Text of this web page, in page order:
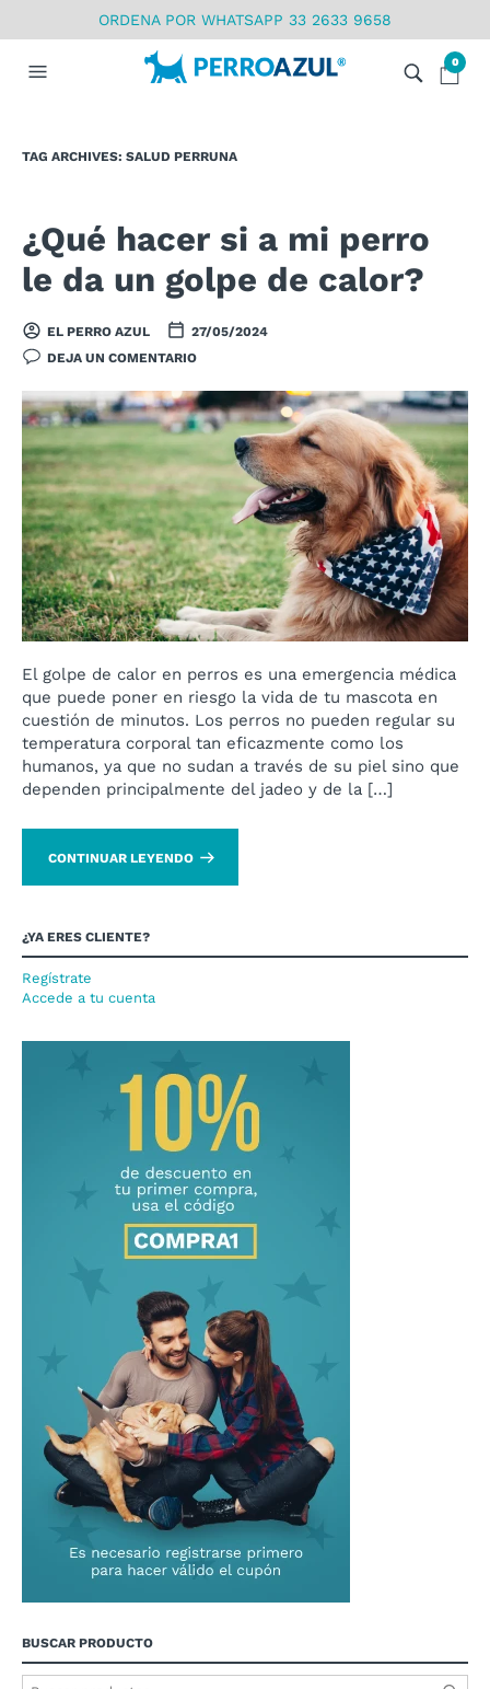
ORDENA POR WHATSAPP 33 2633 9658
0
TAG ARCHIVES: SALUD PERRUNA
¿Qué hacer si a mi perro
le da un golpe de calor?
EL PERRO AZUL
27/05/2024
DEJA UN COMENTARIO
El golpe de calor en perros es una emergencia médica
que puede poner en riesgo la vida de tu mascota en
cuestión de minutos. Los perros no pueden regular su
temperatura corporal tan eficazmente como los
humanos, ya que no sudan a través de su piel sino que
dependen principalmente del jadeo y de la […]
CONTINUAR LEYENDO
¿YA ERES CLIENTE?
Regístrate
Accede a tu cuenta
BUSCAR PRODUCTO